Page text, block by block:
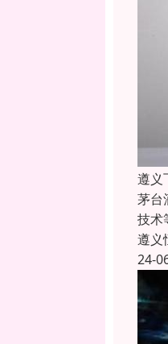
遵义
茅台
技术
遵义
24-